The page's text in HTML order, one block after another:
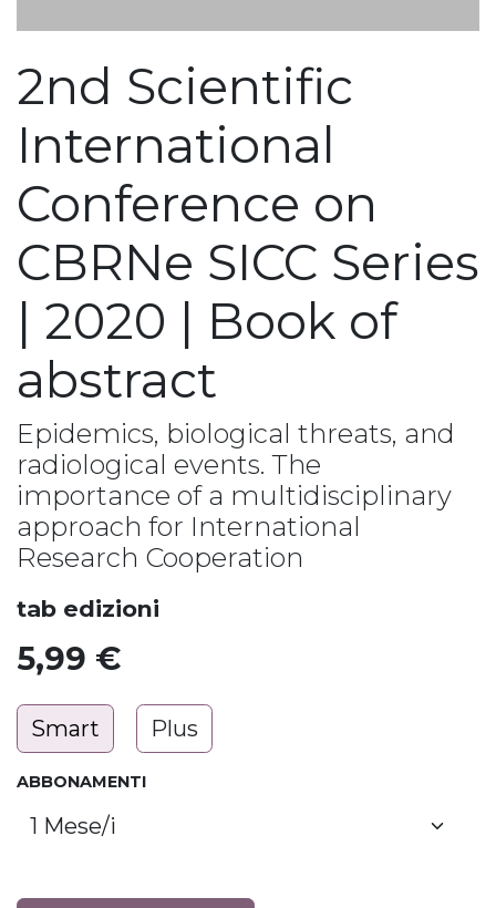
2nd Scientific
International
Conference on
CBRNe SICC Series
| 2020 | Book of
abstract
Epidemics, biological threats, and
radiological events. The
importance of a multidisciplinary
approach for International
Research Cooperation
tab edizioni
5,99 €
Smart Plus
ABBONAMENTI